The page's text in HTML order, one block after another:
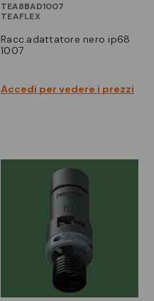
TEA8BAD1007
TEAFLEX
racc.adattatore nero ip68
1007
Accedi per vedere i prezzi